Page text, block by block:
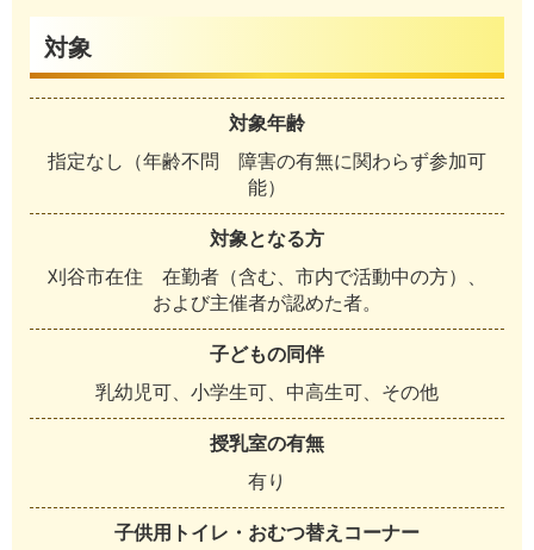
対象
対象年齢
指定なし（年齢不問 障害の有無に関わらず参加可
能）
対象となる方
刈谷市在住 在勤者（含む、市内で活動中の方）、
および主催者が認めた者。
子どもの同伴
乳幼児可、小学生可、中高生可、その他
授乳室の有無
有り
子供用トイレ・おむつ替えコーナー